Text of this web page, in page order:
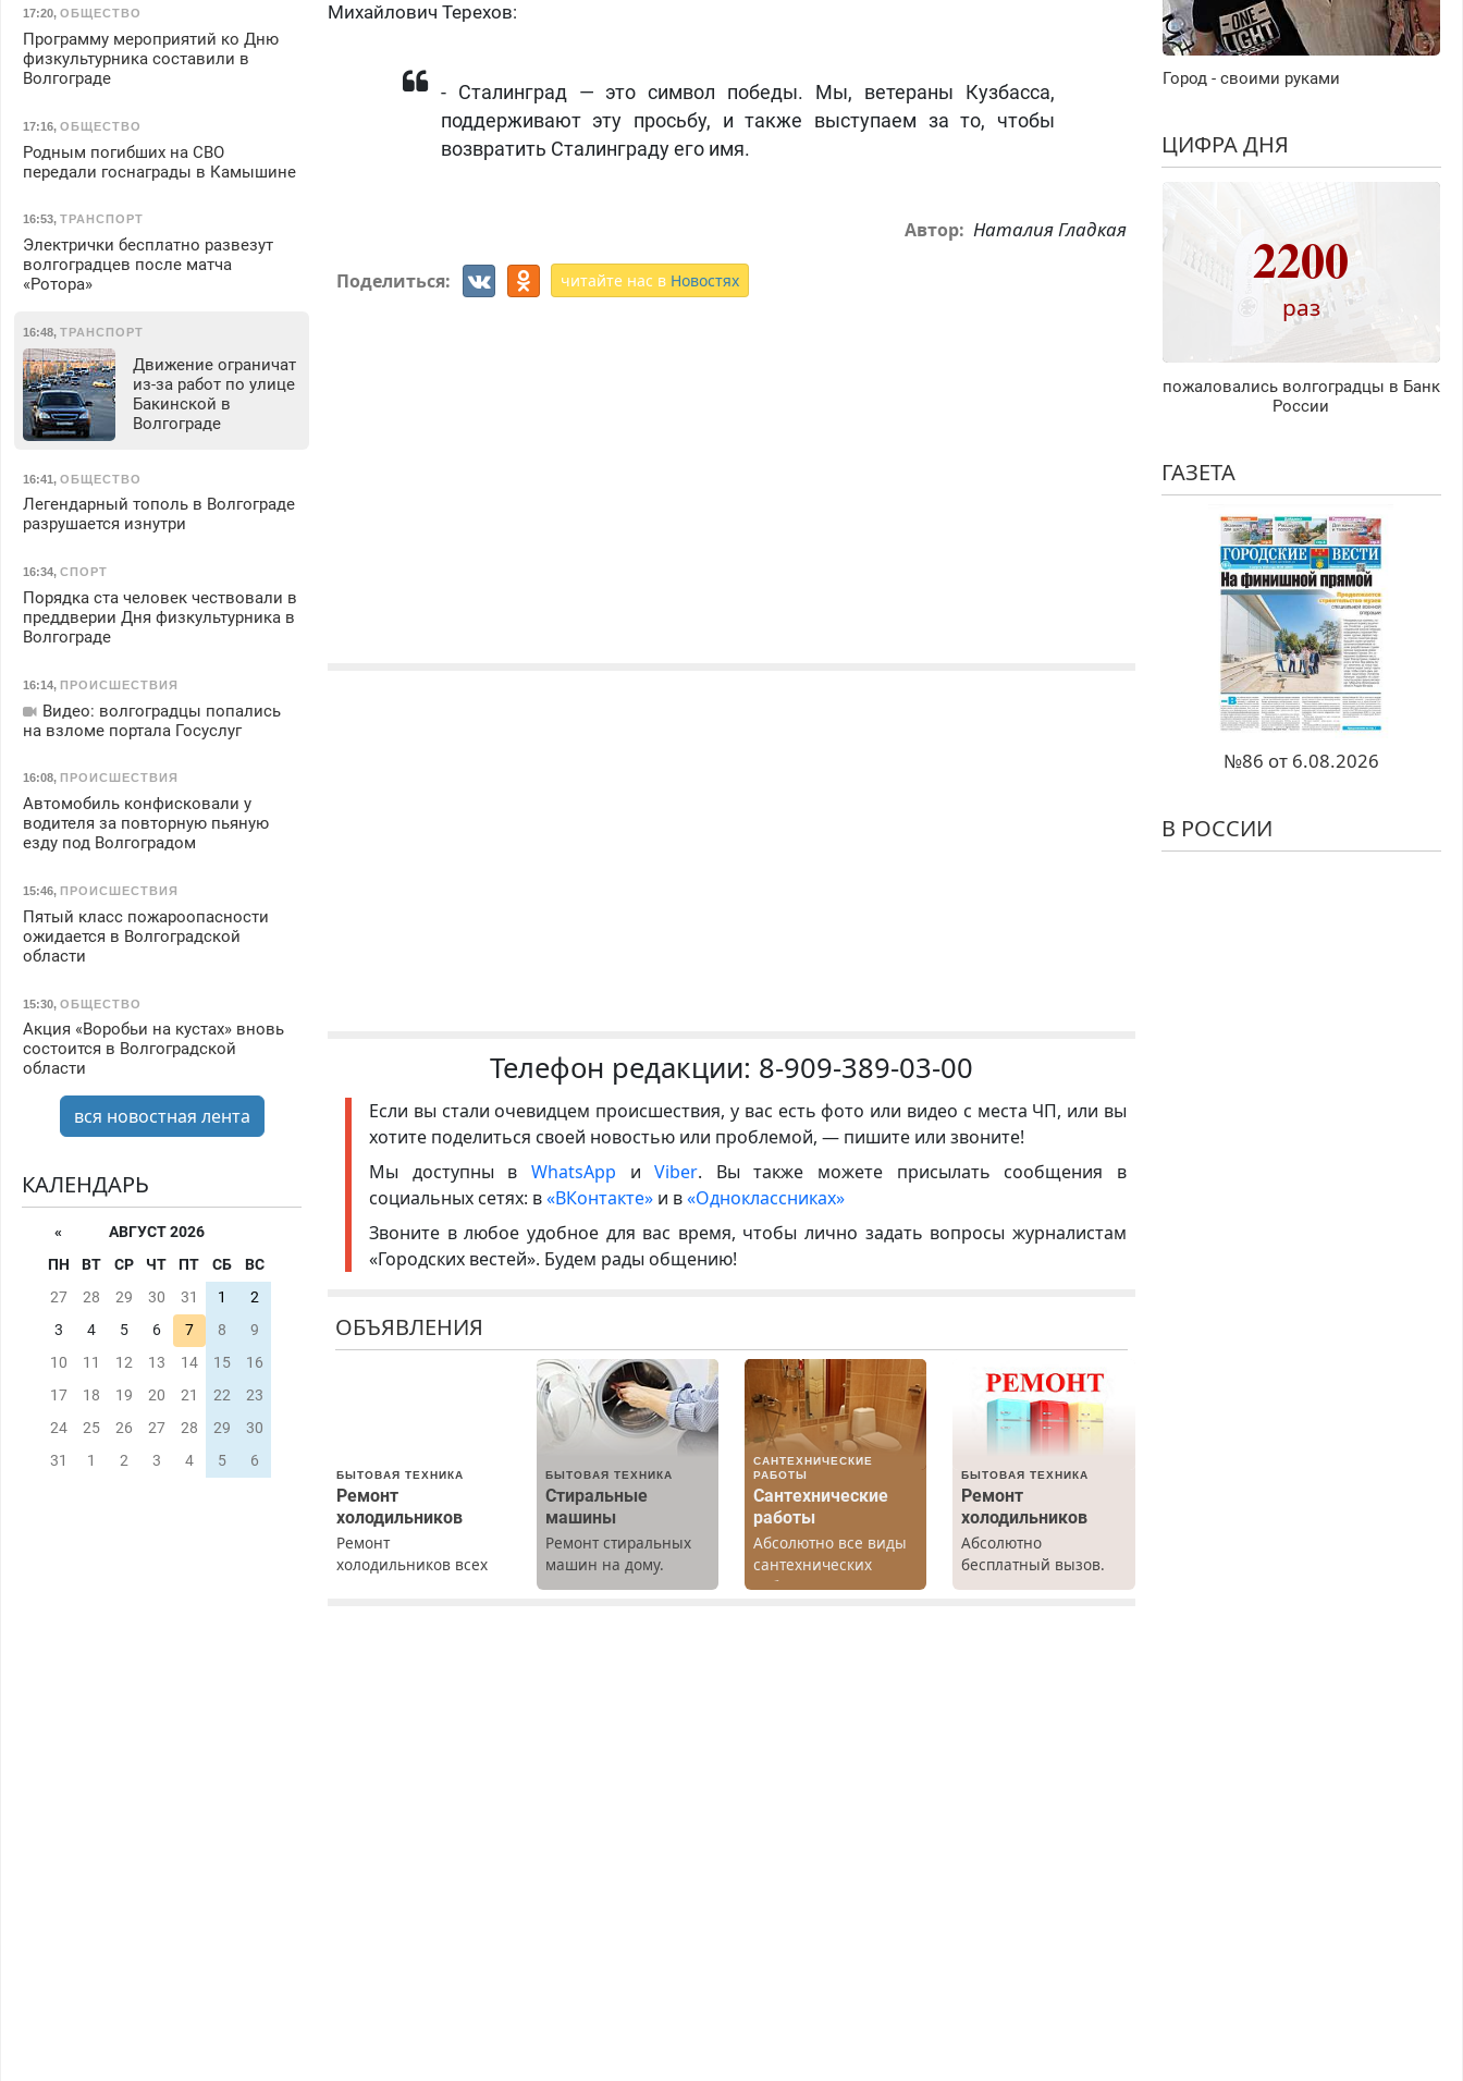
Михайлович Терехов:
- Сталинград — это символ победы. Мы, ветераны Кузбасса,
поддерживают эту просьбу, и также выступаем за то, чтобы
возвратить Сталинграду его имя.
Автор: Наталия Гладкая
Поделиться: читайте нас в Новостях
Телефон редакции: 8-909-389-03-00
Если вы стали очевидцем происшествия, у вас есть фото или видео с места ЧП, или вы
хотите поделиться своей новостью или проблемой, — пишите или звоните!
Мы доступны в WhatsApp иViber. Вы также можете присылать сообщения в
социальных сетях: в«ВКонтакте» и в«Одноклассниках»
Звоните в любое удобное для вас время, чтобы лично задать вопросы журналистам
«Городских вестей». Будем рады общению!
ОБЪЯВЛЕНИЯ
БЫТОВАЯ ТЕХНИКА
Ремонт
холодильников
Ремонт
холодильников всех
БЫТОВАЯ ТЕХНИКА
Стиральные
машины
Ремонт стиральных
машин на дому.
Выезд и диагностика
САНТЕХНИЧЕСКИЕ
РАБОТЫ
Сантехнические
работы
Абсолютно все виды
сантехнических
работ. Быстро.
БЫТОВАЯ ТЕХНИКА
Ремонт
холодильников
Абсолютно
бесплатный вызов.
Ремонт
17:20, ОБЩЕСТВО
Программу мероприятий ко Дню
физкультурника составили в
Волгограде
17:16, ОБЩЕСТВО
Родным погибших на СВО
передали госнаграды в Камышине
16:53, ТРАНСПОРТ
Электрички бесплатно развезут
волгоградцев после матча
«Ротора»
16:48, ТРАНСПОРТ
Движение ограничат
из-за работ по улице
Бакинской в
Волгограде
16:41, ОБЩЕСТВО
Легендарный тополь в Волгограде
разрушается изнутри
16:34, СПОРТ
Порядка ста человек чествовали в
преддверии Дня физкультурника в
Волгограде
16:14, ПРОИСШЕСТВИЯ
Видео: волгоградцы попались
на взломе портала Госуслуг
16:08, ПРОИСШЕСТВИЯ
Автомобиль конфисковали у
водителя за повторную пьяную
езду под Волгоградом
15:46, ПРОИСШЕСТВИЯ
Пятый класс пожароопасности
ожидается в Волгоградской
области
15:30, ОБЩЕСТВО
Акция «Воробьи на кустах» вновь
состоится в Волгоградской
области
вся новостная лента
КАЛЕНДАРЬ
«
АВГУСТ 2026
ПН
ВТ СР ЧТ ПТ СБ
ВС
27
28 29 30 31 1
2
3
4 5 6 7 8
9
10
11 12 13 14 15
16
17
18 19 20 21 22
23
24
25 26 27 28 29
30
31
1 2 3 4 5 6
Город - своими руками
ЦИФРА ДНЯ
2200
раз
пожаловались волгоградцы в Банк
России
ГАЗЕТА
№86 от 6.08.2026
В РОССИИ